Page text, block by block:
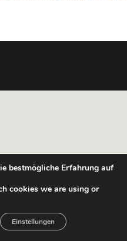
bestmögliche Erfahrung auf
cookies we are using or
Einstellungen